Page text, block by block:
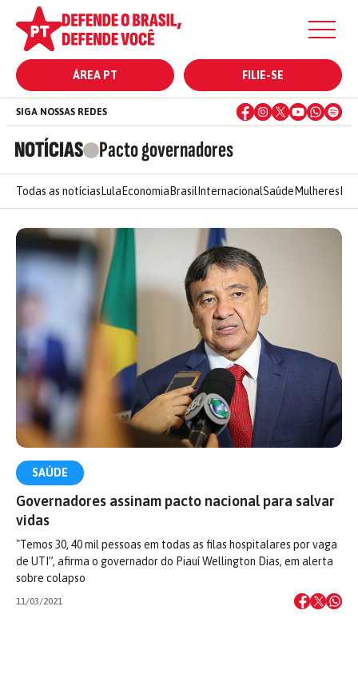
ÁREA PT FILIE-SE
NOTÍCIAS Pacto governadores
SIGA NOSSAS REDES
Todas as notícias Lula Economia Brasil InternacionalSaúde Mulheres
SAÚDE
Governadores assinam pacto nacional para salvar
vidas
"Temos 30, 40 mil pessoas em todas as filas hospitalares por vaga
de UTI”, afirma o governador do Piauí Wellington Dias, em alerta
sobre colapso
11/03/2021